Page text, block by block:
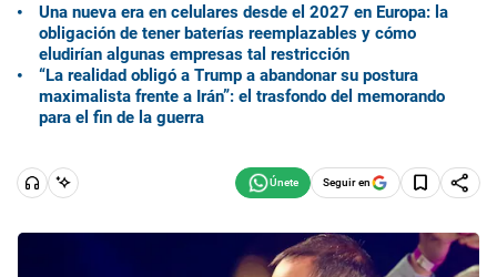
Una nueva era en celulares desde el 2027 en Europa: la
obligación de tener baterías reemplazables y cómo
eludirían algunas empresas tal restricción
“La realidad obligó a Trump a abandonar su postura
maximalista frente a Irán”: el trasfondo del memorando
para el fin de la guerra
Seguir en